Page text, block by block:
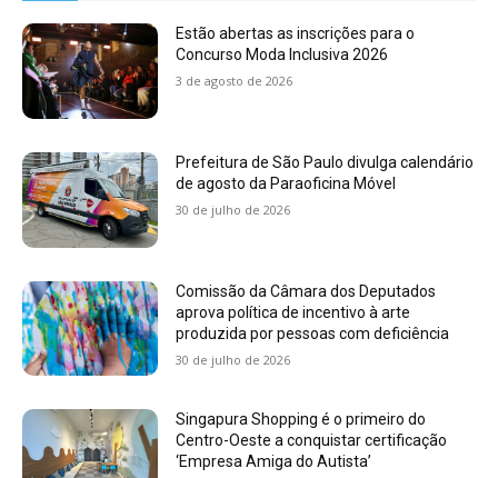
Estão abertas as inscrições para o
Concurso Moda Inclusiva 2026
3 de agosto de 2026
Prefeitura de São Paulo divulga calendário
de agosto da Paraoficina Móvel
30 de julho de 2026
Comissão da Câmara dos Deputados
aprova política de incentivo à arte
produzida por pessoas com deficiência
30 de julho de 2026
Singapura Shopping é o primeiro do
Centro-Oeste a conquistar certificação
‘Empresa Amiga do Autista’